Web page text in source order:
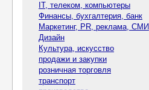
IT, телеком, компьютеры
Финансы, бухгалтерия, банк
Маркетинг, PR, реклама, СМИ
Дизайн
Культура, искусство
продажи и закупки
розничная торговля
транспорт